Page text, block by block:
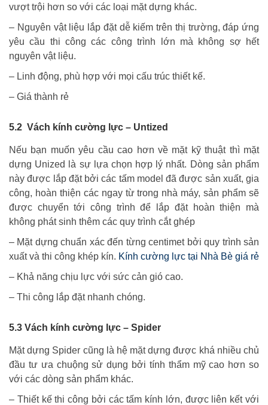
vượt trội hơn so với các loại mặt dựng khác.
– Nguyên vật liệu lắp đặt dễ kiếm trên thị trường, đáp ứng
yêu cầu thi công các công trình lớn mà không sợ hết
nguyên vật liệu.
– Linh động, phù hợp với mọi cấu trúc thiết kế.
– Giá thành rẻ
5.2 Vách kính cường lực – Untized
Nếu bạn muốn yêu cầu cao hơn về mặt kỹ thuật thì mặt
dựng Unized là sự lựa chọn hợp lý nhất. Dòng sản phẩm
này được lắp đặt bởi các tấm model đã được sản xuất, gia
công, hoàn thiện các ngay từ trong nhà máy, sản phẩm sẽ
được chuyển tới công trình để lắp đặt hoàn thiện mà
không phát sinh thêm các quy trình cắt ghép
– Mặt dựng chuẩn xác đến từng centimet bởi quy trình sản
xuất và thi công khép kín. Kính cường lực tại Nhà Bè giá rẻ
– Khả năng chịu lực với sức cản gió cao.
– Thi công lắp đặt nhanh chóng.
5.3 Vách kính cường lực – Spider
Mặt dựng Spider cũng là hệ mặt dựng được khá nhiều chủ
đầu tư ưa chuộng sử dụng bởi tính thẩm mỹ cao hơn so
với các dòng sản phẩm khác.
– Thiết kế thi công bởi các tấm kính lớn, được liên kết với